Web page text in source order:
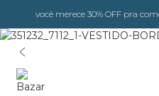
você merece 30% OFF pra